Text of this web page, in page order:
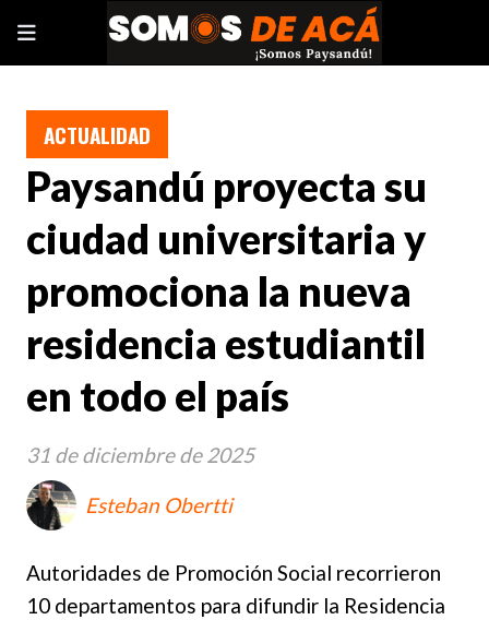
Paysandú proyecta su
ciudad universitaria y
promociona la nueva
residencia estudiantil
en todo el país
Autoridades de Promoción Social recorrieron
10 departamentos para difundir la Residencia
ACTUALIDAD
31 de diciembre de 2025
Esteban Obertti